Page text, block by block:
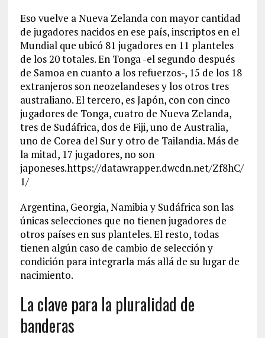
Eso vuelve a Nueva Zelanda con mayor cantidad
de jugadores nacidos en ese país, inscriptos en el
Mundial que ubicó 81 jugadores en 11 planteles
de los 20 totales. En Tonga -el segundo después
de Samoa en cuanto a los refuerzos-, 15 de los 18
extranjeros son neozelandeses y los otros tres
australiano. El tercero, es Japón, con con cinco
jugadores de Tonga, cuatro de Nueva Zelanda,
tres de Sudáfrica, dos de Fiji, uno de Australia,
uno de Corea del Sur y otro de Tailandia. Más de
la mitad, 17 jugadores, no son
japoneses.https://datawrapper.dwcdn.net/Zf8hC/
1/
Argentina, Georgia, Namibia y Sudáfrica son las
únicas selecciones que no tienen jugadores de
otros países en sus planteles. El resto, todas
tienen algún caso de cambio de selección y
condición para integrarla más allá de su lugar de
nacimiento.
La clave para la pluralidad de
banderas